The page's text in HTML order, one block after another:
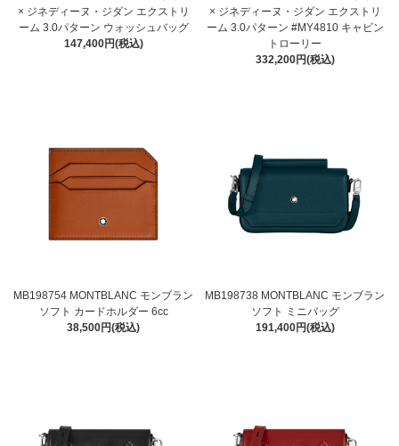
× ジネディーヌ・ジダン エクストリ
ーム 3.0パターン ウォッシュバッグ
147,400円(税込)
× ジネディーヌ・ジダン エクストリ
ーム 3.0パターン #MY4810 キャビン
トローリー
332,200円(税込)
MB198754 MONTBLANC モンブラン
ソフト カードホルダー 6cc
38,500円(税込)
MB198738 MONTBLANC モンブラン
ソフト ミニバッグ
191,400円(税込)